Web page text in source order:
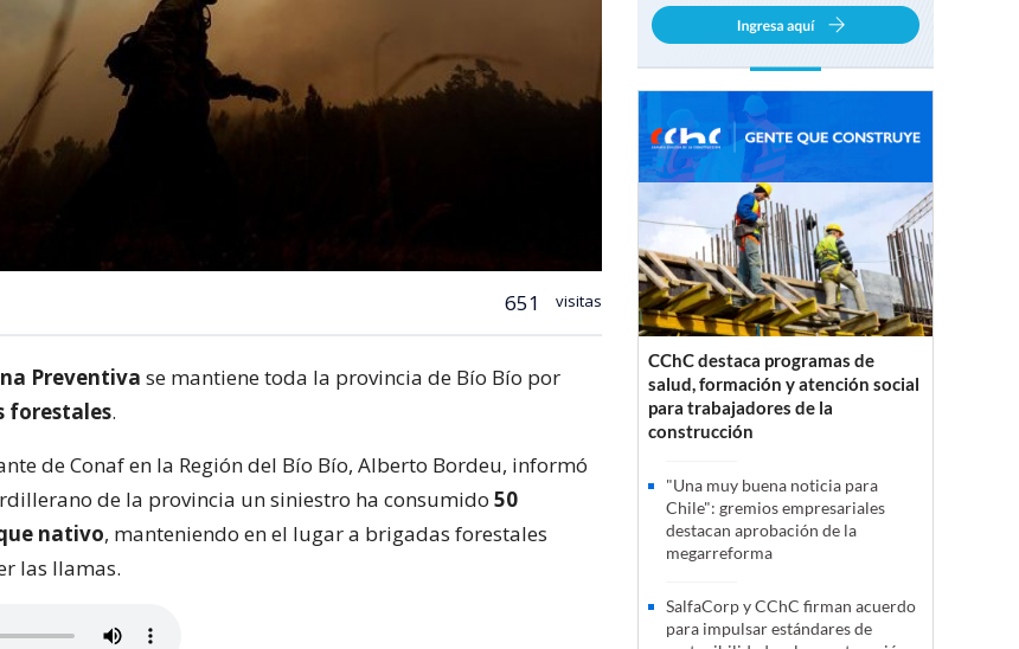
651 visitas
Preventiva se mantiene toda la provincia de Bío Bío por
forestales.
de Conaf en la Región del Bío Bío, Alberto Bordeu, informó
de la provincia un siniestro ha consumido 50
nativo, manteniendo en el lugar a brigadas forestales
las llamas.
CChC destaca programas de
salud, formación y atención social
para trabajadores de la
construcción
"Una muy buena noticia para
Chile": gremios empresariales
destacan aprobación de la
megarreforma
SalfaCorp y CChC firman acuerdo
para impulsar estándares de